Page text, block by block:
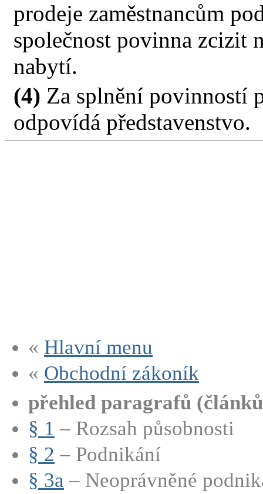
prodeje zaměstnancům
společnost povinna zcizit
nabytí.
(4) Za splnění povinností
odpovídá představenstvo.
« Hlavní menu
« Obchodní zákoník
přehled paragrafů
§ 1 – Rozsah působnosti
§ 2 – Podnikání
§ 3a – Neoprávněné